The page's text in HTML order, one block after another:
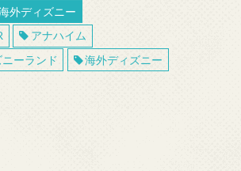
外ディズニー
アナハイム
ーランド
海外ディズニー